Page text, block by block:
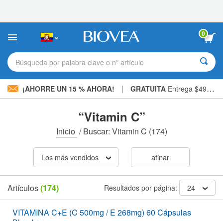
sitio
incluye
sistema
de
0
Búsqueda por palabra clave o nº artículo
¡AHORRE UN 15 % AHORA! | GRATUITA Entrega $49,00 »
“Vitamin C”
Inicio /Buscar: Vitamin C (174)
Los más vendidos afinar
Artículos(174) Resultados por página: 24
VITAMINA C+E (C 500mg / E 268mg) 60 Cápsulas